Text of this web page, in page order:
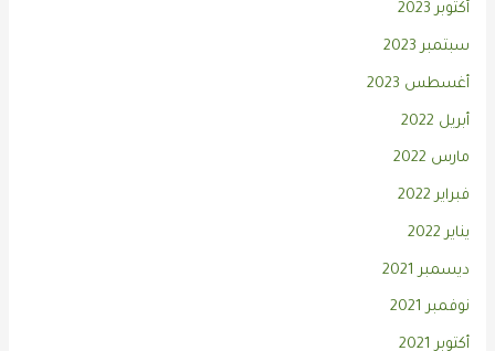
أكتوبر 2023
سبتمبر 2023
أغسطس 2023
أبريل 2022
مارس 2022
فبراير 2022
يناير 2022
ديسمبر 2021
نوفمبر 2021
أكتوبر 2021